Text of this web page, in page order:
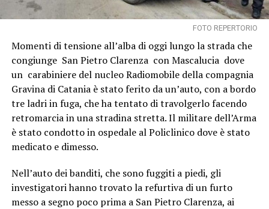
FOTO REPERTORIO
Momenti di tensione all’alba di oggi lungo la strada che
congiunge San Pietro Clarenza con Mascalucia dove
un carabiniere del nucleo Radiomobile della compagnia
Gravina di Catania è stato ferito da un’auto, con a bordo
tre ladri in fuga, che ha tentato di travolgerlo facendo
retromarcia in una stradina stretta. Il militare dell’Arma
è stato condotto in ospedale al Policlinico dove è stato
medicato e dimesso.
Nell’auto dei banditi, che sono fuggiti a piedi, gli
investigatori hanno trovato la refurtiva di un furto
messo a segno poco prima a San Pietro Clarenza, ai